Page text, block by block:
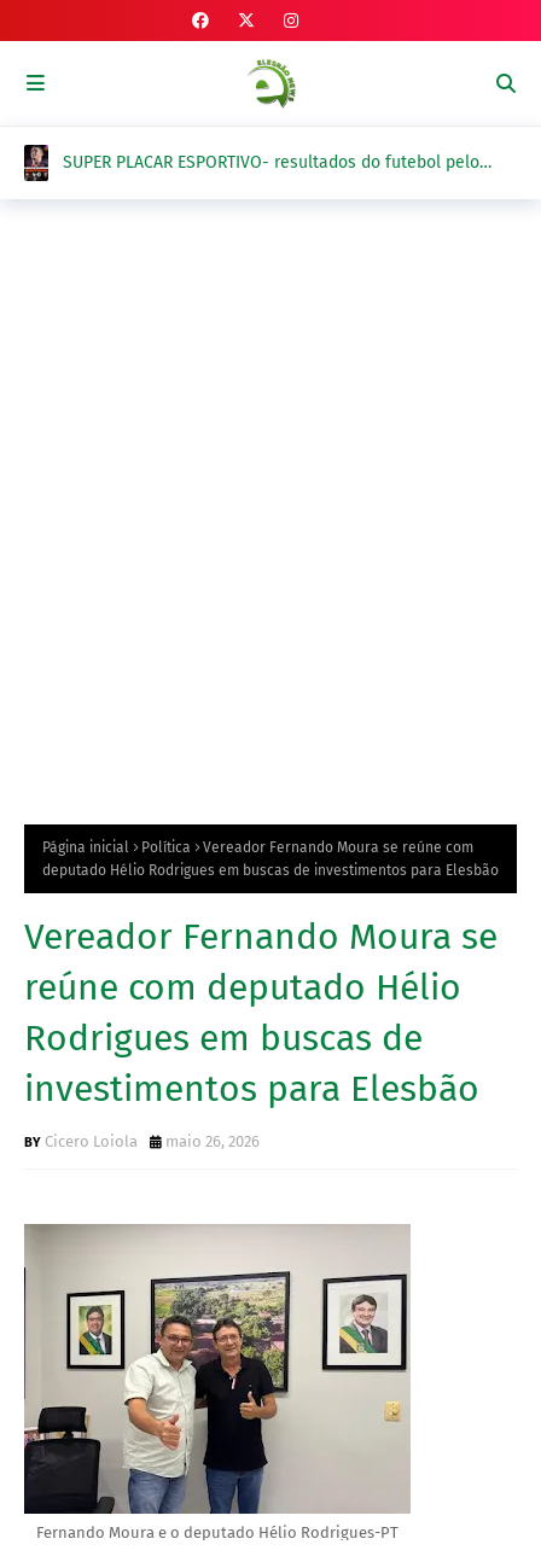
SUPER PLACAR ESPORTIVO- resultados do futebol pelo
Página inicial Política
Vereador Fernando Moura se reúne com
deputado Hélio Rodrigues em buscas de investimentos para Elesbão
Vereador Fernando Moura se
reúne com deputado Hélio
Rodrigues em buscas de
investimentos para Elesbão
Cicero Loiola maio 26, 2026
Fernando Moura e o deputado Hélio Rodrigues-PT